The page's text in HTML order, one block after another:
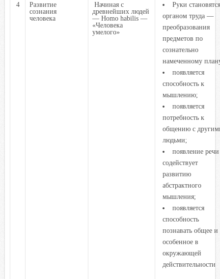
4
Развитие
сознания
человека
Начиная с
древнейших людей
— Homo habilis —
«Человека
умелого»
Руки становятся
органом труда —
преобразования
предметов по
сознательно
намеченному
появляется
способность к
мышлению;
появляется
потребность к
общению с
людьми;
появление речи
содействует
развитию
абстрактного
мышления;
появляется
способность
познавать общее и
особенное в
окружающей
действительности